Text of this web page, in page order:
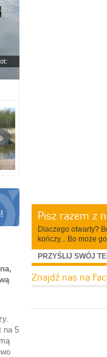
na 5
Pisz razem z
Dlaczego otwarty?
kończy... Bo może
PRZYŚLIJ SWÓJ
Znajdź nas na